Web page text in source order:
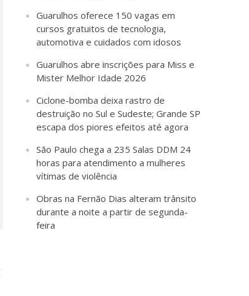
Guarulhos oferece 150 vagas em
cursos gratuitos de tecnologia,
automotiva e cuidados com idosos
Guarulhos abre inscrições para Miss e
Mister Melhor Idade 2026
Ciclone-bomba deixa rastro de
destruição no Sul e Sudeste; Grande SP
escapa dos piores efeitos até agora
São Paulo chega a 235 Salas DDM 24
horas para atendimento a mulheres
vítimas de violência
Obras na Fernão Dias alteram trânsito
durante a noite a partir de segunda-
feira